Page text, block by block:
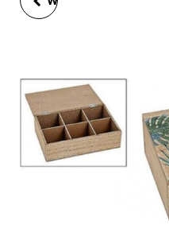
LONGUE MANCHE